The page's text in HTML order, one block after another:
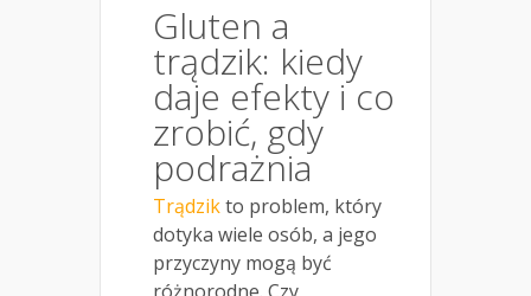
Gluten a
trądzik: kiedy
daje efekty i co
zrobić, gdy
podrażnia
Trądzikto problem, który
dotyka wiele osób, a jego
przyczyny mogą być